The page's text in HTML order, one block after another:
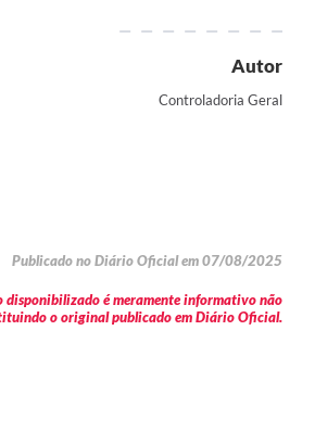
Autor
Controladoria Geral
Publicado no Diário Oficial em 07/08/2025
disponibilizado é meramente informativo não
o original publicado em Diário Oficial.